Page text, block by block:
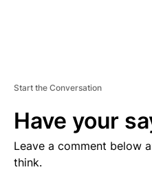
Start the Conversation
Have your
Leave a comment below
think.